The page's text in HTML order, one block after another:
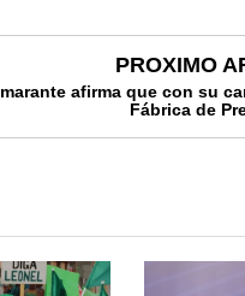
PROXIMO
afirma que con su
Fábrica de